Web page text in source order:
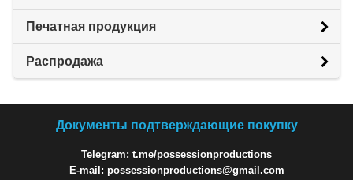
Печатная продукция
Распродажа
Документы подтверждающие покупку
Telegram: t.me/possessionproductions
E-mail: possessionproductions@gmail.com